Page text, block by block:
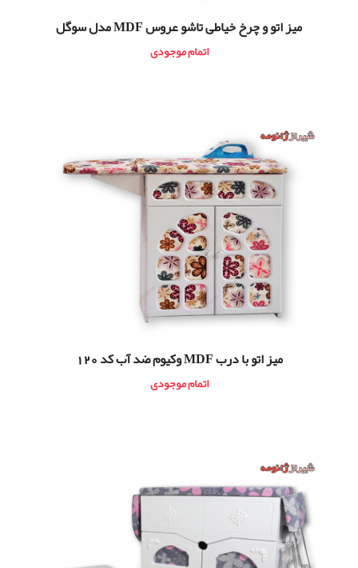
ميز اتو و چرخ خیاطی تاشو عروس MDF مدل سوگل
اتمام موجودی
میز اتو با درب MDF وکیوم ضد آب کد 120
اتمام موجودی